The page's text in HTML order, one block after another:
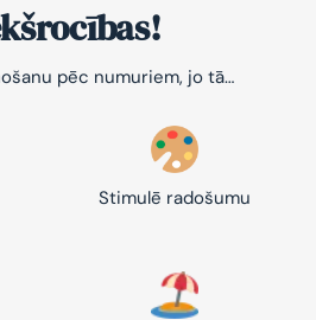
pēc numuriem, jo tā…
Stimulē radošumu